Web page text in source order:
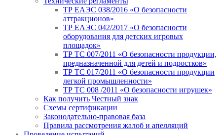
ТР ЕАЭС 038/2016 «О безопасности
аттракционов»
ТР ЕАЭС 042/2017 «О безопасности
оборудования для детских игровых
площадок»
ТР ТС 007/2011 «О безопасности продукции,
предназначенной для детей и подростков»
ТР ТС 017/2011 «О безопасности продукции
легкой промышленности»
ТР ТС 008 /2011 «О безопасности игрушек»
Как получить Честный знак
Схемы сертификации
Законодательно-правовая база
Правила рассмотрения жалоб и апелляций